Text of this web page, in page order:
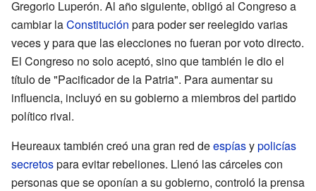
Gregorio Luperón. Al año siguiente, obligó al Congreso a
cambiar laConstitución para poder ser reelegido varias
veces y para que las elecciones no fueran por voto directo.
El Congreso no solo aceptó, sino que también le dio el
título de "Pacificador de la Patria". Para aumentar su
influencia, incluyó en su gobierno a miembros del partido
político rival.
Heureaux también creó una gran red deespíasypolicías
secretospara evitar rebeliones. Llenó las cárceles con
personas que se oponían a su gobierno, controló la prensa